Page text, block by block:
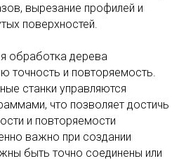
вырезание профилей и
поверхностей.
обработка дерева
точность и повторяемость.
станки управляются
что позволяет достичь
и повторяемости
важно при создании
быть точно соединены или